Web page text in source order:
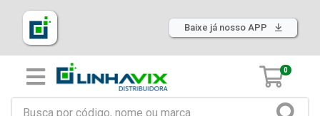
Baixe já nosso APP
0